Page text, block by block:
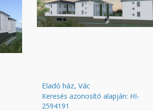
Eladó ház, Vác
Keresés azonosító alapján: HI-
2594191